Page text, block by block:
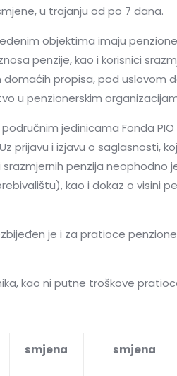
u trajanju od po 7 dana.
objektima imaju
penzije, kao i korisnici
propisa, pod uslovom
u penzionerskim
jedinicama Fonda
prijavu i izjavu o saglasnosti,
penzija neophodno
kao i dokaz o visini
je i za pratioce
kao ni putne troškove
smjena smjena